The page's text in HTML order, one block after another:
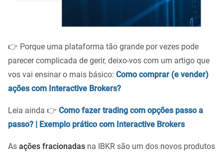
👉 Porque uma plataforma tão grande por vezes pode
parecer complicada de gerir, deixo-vos com um artigo que
vos vai ensinar o mais básico: Como comprar (e vender)
ações com Interactive Brokers?
Leia ainda 👉 Como fazer trading com opções passo a
passo? | Exemplo prático com Interactive Brokers
As ações fracionadas na IBKR são um dos novos produtos